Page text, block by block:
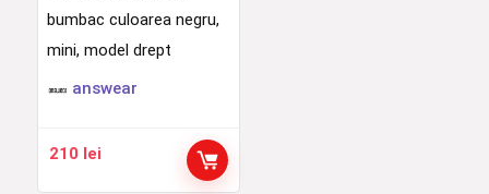
bumbac culoarea negru,
mini, model drept
answear
210 lei